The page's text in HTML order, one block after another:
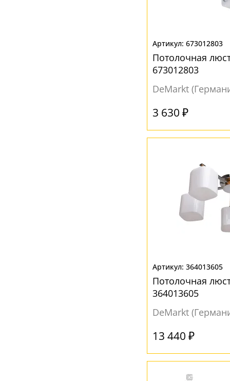
673012803
Потолочная
673012803
DeMarkt
3 630 ₽
364013605
Потолочная
364013605
DeMarkt
13 440 ₽